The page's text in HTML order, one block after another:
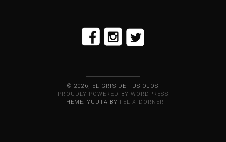
© 2026, EL GRIS DE TUS OJOS
PROUDLY POWERED BY WORDPRESS
THEME: YUUTA BY FELIX DORNER